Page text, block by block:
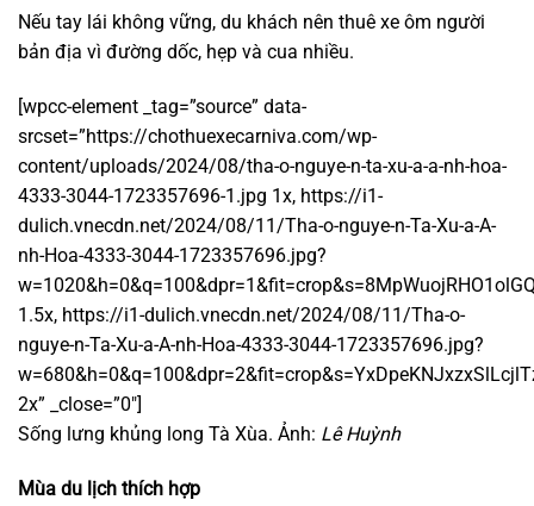
Nếu tay lái không vững, du khách nên thuê xe ôm người
bản địa vì đường dốc, hẹp và cua nhiều.
[wpcc-element _tag=”source” data-
srcset=”https://chothuexecarniva.com/wp-
content/uploads/2024/08/tha-o-nguye-n-ta-xu-a-a-nh-hoa-
4333-3044-1723357696-1.jpg 1x, https://i1-
dulich.vnecdn.net/2024/08/11/Tha-o-nguye-n-Ta-Xu-a-A-
nh-Hoa-4333-3044-1723357696.jpg?
1.5x, https://i1-dulich.vnecdn.net/2024/08/11/Tha-o-
nguye-n-Ta-Xu-a-A-nh-Hoa-4333-3044-1723357696.jpg?
2x” _close=”0″]
Sống lưng khủng long Tà Xùa. Ảnh: Lê Huỳnh
Mùa du lịch thích hợp